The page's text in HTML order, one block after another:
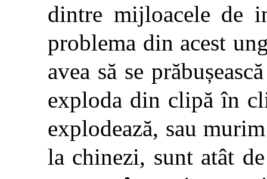
dintre mijloacele de
problema din acest
avea să se
exploda din clipă în
explodează, sau
la chinezi, sunt atât